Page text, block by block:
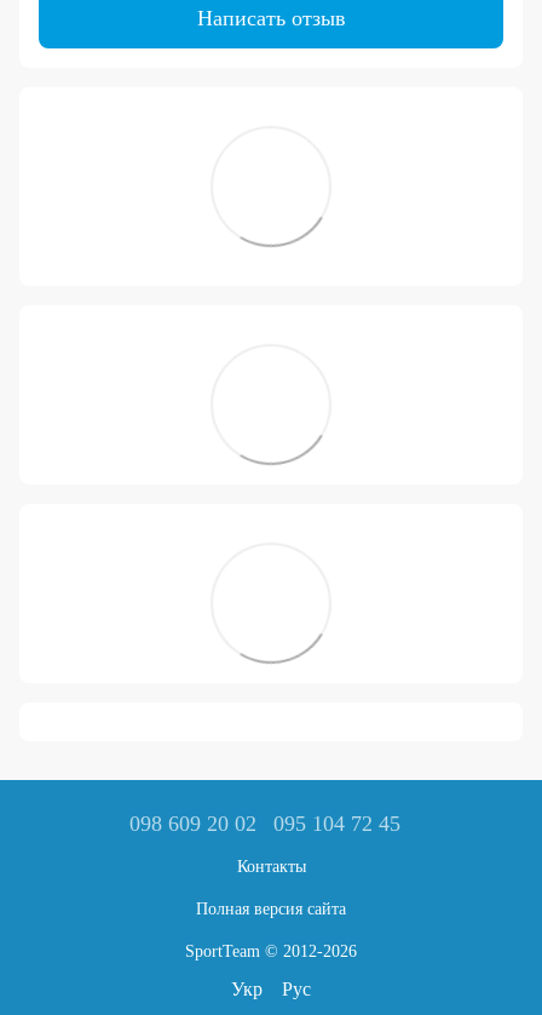
Написать отзыв
098 609 20 02 095 104 72 45
Контакты
Полная версия сайта
SportTeam © 2012-2026
Укр Рус